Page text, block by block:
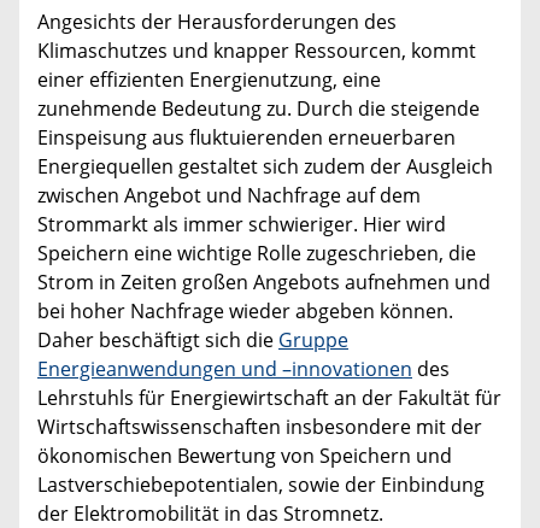
Angesichts der Herausforderungen des
Klimaschutzes und knapper Ressourcen, kommt
einer effizienten Energienutzung, eine
zunehmende Bedeutung zu. Durch die steigende
Einspeisung aus fluktuierenden erneuerbaren
Energiequellen gestaltet sich zudem der Ausgleich
zwischen Angebot und Nachfrage auf dem
Strommarkt als immer schwieriger. Hier wird
Speichern eine wichtige Rolle zugeschrieben, die
Strom in Zeiten großen Angebots aufnehmen und
bei hoher Nachfrage wieder abgeben können.
Daher beschäftigt sich die Gruppe
Energieanwendungen und –innovationen des
Lehrstuhls für Energiewirtschaft an der Fakultät für
Wirtschaftswissenschaften insbesondere mit der
ökonomischen Bewertung von Speichern und
Lastverschiebepotentialen, sowie der Einbindung
der Elektromobilität in das Stromnetz.